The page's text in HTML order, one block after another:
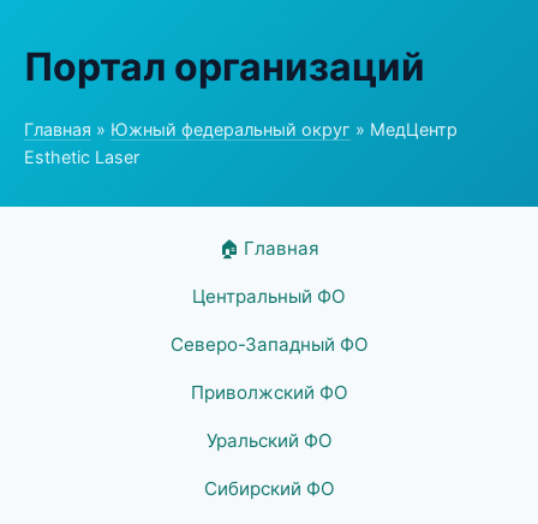
Портал организаций
Главная » Южный федеральный округ » МедЦентр
Esthetic Laser
🏠 Главная
Центральный ФО
Северо-Западный ФО
Приволжский ФО
Уральский ФО
Сибирский ФО